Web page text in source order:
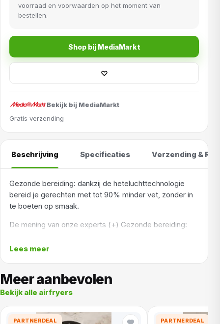
voorraad en voorwaarden op het moment van
bestellen.
Shop bij MediaMarkt
♡
Bekijk bij MediaMarkt
Gratis verzending
Beschrijving Specificaties Verzending &
Gezonde bereiding: dankzij de heteluchttechnologie
bereid je gerechten met tot 90% minder vet, zonder in
te boeten op smaak.
De mening van onze experts (+) Gezonde bereiding:
met tot 90% minder vet, zonder in te boeten op smaak.
meer. (+) Gebruiksgemak: het intuïtieve touchscreen
biedt 9 voorgeprogrammeerde instellingen voor diverse
van 0,8 meter kan de plaatsing in de keuken beperkt
Lees meer
Meer aanbevolen
Bekijk alle airfryers
PARTNERDEAL PARTNERDEAL